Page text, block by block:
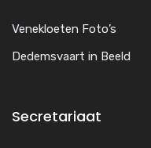
Venekloeten Foto’s
Dedemsvaart in Beeld
Secretariaat